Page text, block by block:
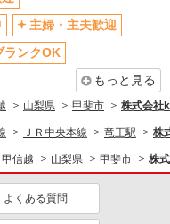
主婦・主夫歓迎
ランクOK
もっと見る
山梨県 甲斐市 株式会社
ＪＲ中央本線 竜王駅 株
信越 山梨県 甲斐市 株
よくある質問